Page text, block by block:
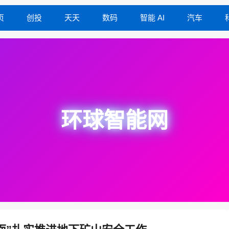
创投 天天 数码 智能 AI 汽车
环球智能网